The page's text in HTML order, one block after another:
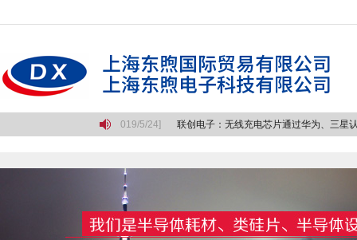
[2019/5/24] 联创电子：无线充电芯片通过华为、三星